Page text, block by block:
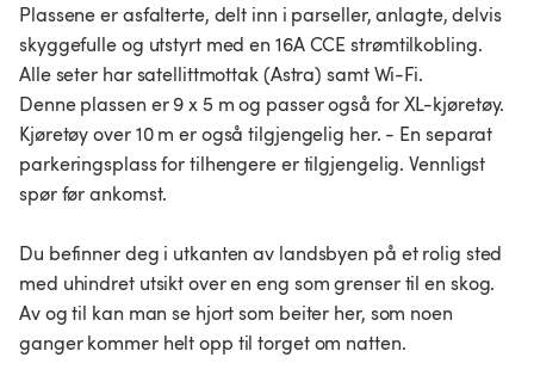
Plassene er asfalterte, delt inn i parseller, anlagte, delvis
skyggefulle og utstyrt med en 16A CCE strømtilkobling.
Alle seter har satellittmottak (Astra) samt Wi-Fi.
Denne plassen er 9 x 5 m og passer også for XL-kjøretøy.
Kjøretøy over 10 m er også tilgjengelig her. - En separat
parkeringsplass for tilhengere er tilgjengelig. Vennligst
spør før ankomst.
Du befinner deg i utkanten av landsbyen på et rolig sted
med uhindret utsikt over en eng som grenser til en skog.
Av og til kan man se hjort som beiter her, som noen
ganger kommer helt opp til torget om natten.